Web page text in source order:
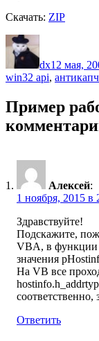
Скачать: ZIP
dx12 мая,
win32 api,
Пример
Алексей:
1 ноября, 2015 в
Здравствуйте!
Подскажите,
VBA, в функции
значения
На VB все
соответственно,
Ответить